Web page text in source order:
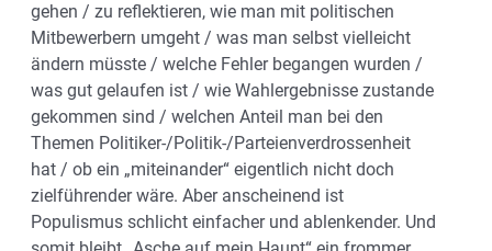
gehen / zu reflektieren, wie man mit politischen
Mitbewerbern umgeht / was man selbst vielleicht
ändern müsste / welche Fehler begangen wurden /
was gut gelaufen ist / wie Wahlergebnisse zustande
gekommen sind / welchen Anteil man bei den
Themen Politiker-/Politik-/Parteienverdrossenheit
hat / ob ein „miteinander“ eigentlich nicht doch
zielführender wäre. Aber anscheinend ist
Populismus schlicht einfacher und ablenkender. Und